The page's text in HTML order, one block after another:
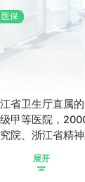
医保
省卫生厅直属
甲等医院，
院、浙江省精
展开